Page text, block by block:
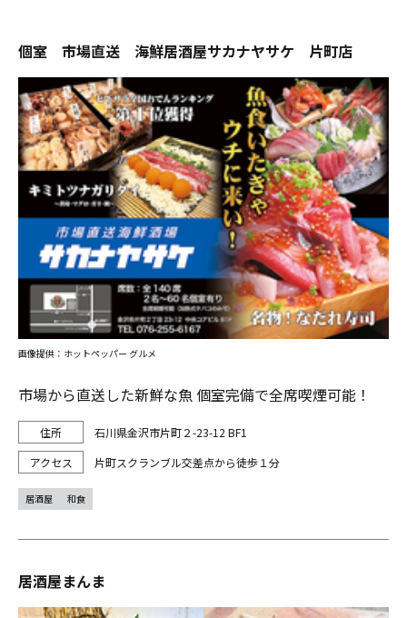
個室 市場直送 海鮮居酒屋サカナヤサケ 片町店
市場から直送した新鮮な魚 個室完備で全席喫煙可能！
石川県金沢市片町２-23-12 BF1
片町スクランブル交差点から徒歩１分
画像提供：ホットペッパー グルメ
居酒屋 和食
居酒屋まんま